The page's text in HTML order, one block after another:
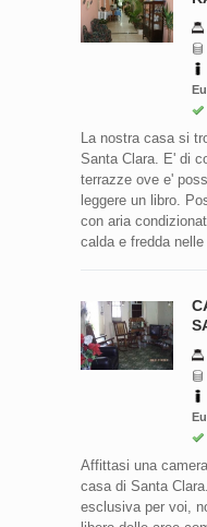
La nostra casa si
Santa Clara. E' di
terrazze ove e'
leggere un libro.
con aria
calda e fredda nelle
Affittasi una
casa di Santa
esclusiva per voi,